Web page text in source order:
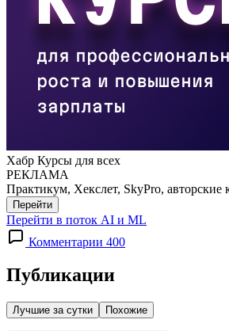
Хабр Курсы для всех
РЕКЛАМА
Практикум, Хекслет, SkyPro,
Перейти
Перейти в поток AI и ML
Комментарии 400
Публикации
Лучшие за сутки Похожие